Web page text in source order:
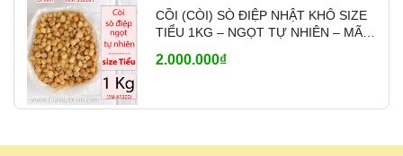
CỒI (CÒI) SÒ ĐIỆP NHẬT KHÔ SIZE
TIỂU 1KG – NGỌT TỰ NHIÊN – MÃ
2.000.000₫